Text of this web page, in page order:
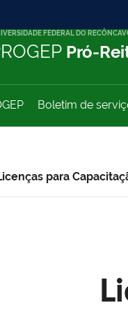
FEDERAL DO
Pró-
Boletim de
para